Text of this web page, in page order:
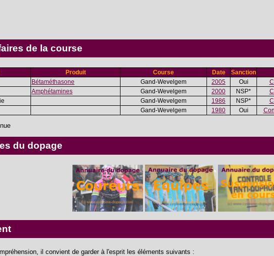
de la course
Produit Course Date Sanction
Bétaméthasone Gand-Wevelgem 2005 Oui
Amphétamines Gand-Wevelgem 2000 NSP*
Gand-Wevelgem 1986 NSP*
Gand-Wevelgem 1980 Oui
du dopage
il convient de garder à l'esprit les éléments suivants :